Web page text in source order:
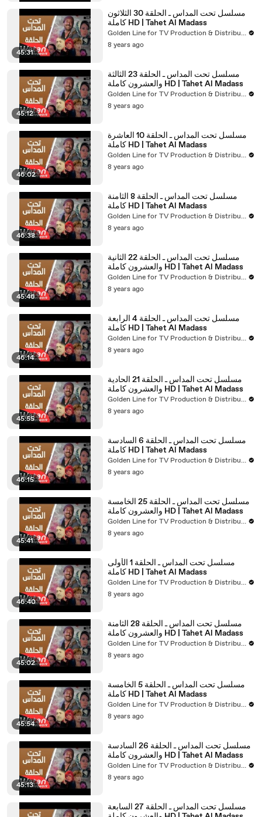
45:31
مسلسل تحت المداس ـ الحلقة 30 الثلاثون
كاملة HD | Tahet Al Madass
Golden Line for TV Production & Distribution
8 years ago
45:12
مسلسل تحت المداس ـ الحلقة 23 الثالثة
والعشرون كاملة HD | Tahet Al Madass
Golden Line for TV Production & Distribution
8 years ago
46:02
مسلسل تحت المداس ـ الحلقة 10 العاشرة
كاملة HD | Tahet Al Madass
Golden Line for TV Production & Distribution
8 years ago
46:38
مسلسل تحت المداس ـ الحلقة 8 الثامنة
كاملة HD | Tahet Al Madass
Golden Line for TV Production & Distribution
8 years ago
45:46
مسلسل تحت المداس ـ الحلقة 22 الثانية
والعشرون كاملة HD | Tahet Al Madass
Golden Line for TV Production & Distribution
8 years ago
46:14
مسلسل تحت المداس ـ الحلقة 4 الرابعة
كاملة HD | Tahet Al Madass
Golden Line for TV Production & Distribution
8 years ago
45:55
مسلسل تحت المداس ـ الحلقة 21 الحادية
والعشرون كاملة HD | Tahet Al Madass
Golden Line for TV Production & Distribution
8 years ago
46:15
مسلسل تحت المداس ـ الحلقة 6 السادسة
كاملة HD | Tahet Al Madass
Golden Line for TV Production & Distribution
8 years ago
45:41
مسلسل تحت المداس ـ الحلقة 25 الخامسة
والعشرون كاملة HD | Tahet Al Madass
Golden Line for TV Production & Distribution
8 years ago
46:40
مسلسل تحت المداس ـ الحلقة 1 الأولى
كاملة HD | Tahet Al Madass
Golden Line for TV Production & Distribution
8 years ago
45:02
مسلسل تحت المداس ـ الحلقة 28 الثامنة
والعشرون كاملة HD | Tahet Al Madass
Golden Line for TV Production & Distribution
8 years ago
45:54
مسلسل تحت المداس ـ الحلقة 5 الخامسة
كاملة HD | Tahet Al Madass
Golden Line for TV Production & Distribution
8 years ago
45:13
مسلسل تحت المداس ـ الحلقة 26 السادسة
والعشرون كاملة HD | Tahet Al Madass
Golden Line for TV Production & Distribution
8 years ago
مسلسل تحت المداس ـ الحلقة 27 السابعة